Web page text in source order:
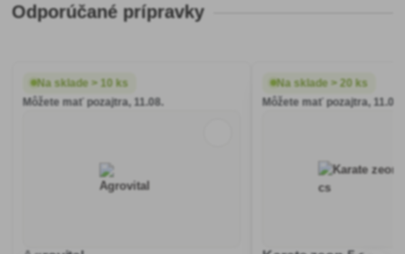
Odporúčané prípravky
Na sklade > 10 ks
Môžete mať pozajtra, 11.08.
Na sklade > 20 ks
Môžete mať pozajtra, 11.08.